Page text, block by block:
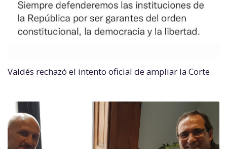
Valdés rechazó el intento oficial de ampliar la Corte